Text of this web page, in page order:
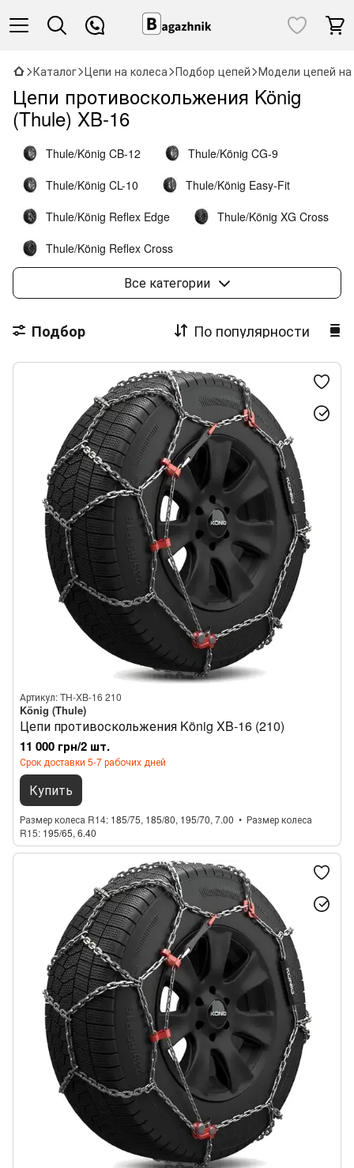
Каталог Цепи на колеса Подбор цепей Модели цепей на
Цепи противоскольжения König
(Thule) XB-16
Thule/König CB-12
Thule/König CG-9
Thule/König CL-10
Thule/König Easy-Fit
Thule/König Reflex Edge
Thule/König XG Cross
Thule/König Reflex Cross
Thule/König Easy-fit SUV
Thule/König K-Summit
Thule/König K-Summit XXL
Thule/König K-Summit VAN
Thule/König K-Summit MAX
Thule/König XG-12 PRO
Thule/König XD-16
Thule/König XB-16
König Polar HD
Все категории
Подбор По популярности
Артикул: TH-XB-16 210
König (Thule)
Цепи противоскольжения König XB-16 (210)
11 000 грн/2 шт.
Срок доставки 5-7 рабочих дней
Купить
Размер колеса R14 185/75, 185/80, 195/70, 7.00
Размер колеса
R15 195/65, 6.40